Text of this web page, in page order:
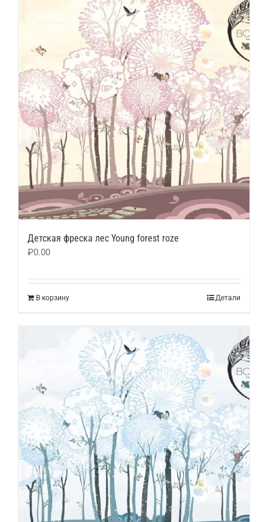
Детская фреска лес Young forest roze
₽0.00
В корзину Детали